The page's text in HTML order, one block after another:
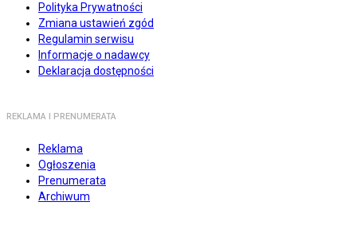
Polityka Prywatności
Zmiana ustawień zgód
Regulamin serwisu
Informacje o nadawcy
Deklaracja dostępności
REKLAMA I PRENUMERATA
Reklama
Ogłoszenia
Prenumerata
Archiwum